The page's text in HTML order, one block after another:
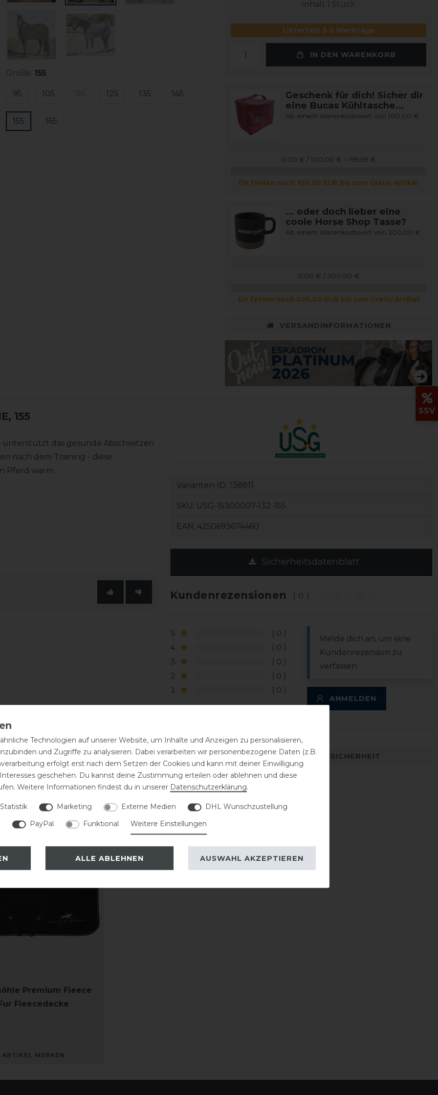
Größe: 155
95 105 125 135 145
155 165
Inhalt 1 Stück
Lieferzeit 3-5 Werktage
IN DEN WARENKORB
Geschenk für dich! Sicher dir
eine Bucas Kühltasche...
Ab einem Warenkorbwert von 100,00 €
0,00 € / 100,00 € – 199,99 €
Dir fehlen noch 100,00 EUR bis zum Gratis-Artikel
... oder doch lieber eine
coole Horse Shop Tasse?
Ab einem Warenkorbwert von 200,00 €
0,00 € / 200,00 €
Dir fehlen noch 200,00 EUR bis zum Gratis-Artikel
VERSANDINFORMATIONEN
155
unterstützt das gesunde Abschwitzen
nach dem Training - diese
Pferd warm.
Varianten-ID: 138811
SKU: USG-15300007-132-155
EAN: 4250693674460
Sicherheitsdatenblatt
Kundenrezensionen (0)
5
0
4
0
3
0
2
0
1
0
Melde dich an, um eine
Kundenrezension zu
verfassen.
ANMELDEN
DETAILS ZUR PRODUKTSICHERHEIT
Premium Fleece
Fleecedecke
ARTIKEL MERKEN
SSV
Technologien auf unserer Website, um Inhalte und Anzeigen zu personalisieren,
und Zugriffe zu analysieren. Dabei verarbeiten wir personenbezogene Daten (z.B.
erfolgt erst nach dem Setzen der Cookies und kann mit deiner Einwilligung
geschehen. Du kannst deine Zustimmung erteilen oder ablehnen und diese
Weitere Informationen findest du in unserer Daten­schutz­erklärung.
Statistik Marketing Externe Medien
DHL Wunschzustellung
PayPal
Funktional Weitere Einstellungen
ALLE ABLEHNEN AUSWAHL AKZEPTIEREN